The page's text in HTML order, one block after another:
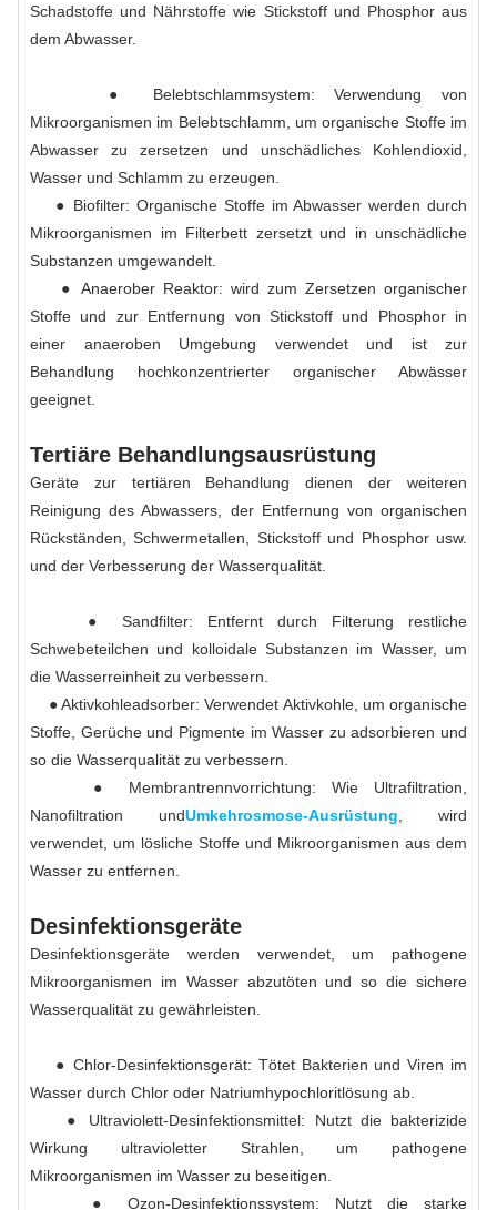
Schadstoffe und Nährstoffe wie Stickstoff und Phosphor aus
dem Abwasser.
● Belebtschlammsystem: Verwendung von
Mikroorganismen im Belebtschlamm, um organische Stoffe im
Abwasser zu zersetzen und unschädliches Kohlendioxid,
Wasser und Schlamm zu erzeugen.
● Biofilter: Organische Stoffe im Abwasser werden durch
Mikroorganismen im Filterbett zersetzt und in unschädliche
Substanzen umgewandelt.
● Anaerober Reaktor: wird zum Zersetzen organischer
Stoffe und zur Entfernung von Stickstoff und Phosphor in
einer anaeroben Umgebung verwendet und ist zur
Behandlung hochkonzentrierter organischer Abwässer
geeignet.
Tertiäre Behandlungsausrüstung
Geräte zur tertiären Behandlung dienen der weiteren
Reinigung des Abwassers, der Entfernung von organischen
Rückständen, Schwermetallen, Stickstoff und Phosphor usw.
und der Verbesserung der Wasserqualität.
● Sandfilter: Entfernt durch Filterung restliche
Schwebeteilchen und kolloidale Substanzen im Wasser, um
die Wasserreinheit zu verbessern.
● Aktivkohleadsorber: Verwendet Aktivkohle, um organische
Stoffe, Gerüche und Pigmente im Wasser zu adsorbieren und
so die Wasserqualität zu verbessern.
● Membrantrennvorrichtung: Wie Ultrafiltration,
Nanofiltration undUmkehrosmose-Ausrüstung , wird
verwendet, um lösliche Stoffe und Mikroorganismen aus dem
Wasser zu entfernen.
Desinfektionsgeräte
Desinfektionsgeräte werden verwendet, um pathogene
Mikroorganismen im Wasser abzutöten und so die sichere
Wasserqualität zu gewährleisten.
● Chlor-Desinfektionsgerät: Tötet Bakterien und Viren im
Wasser durch Chlor oder Natriumhypochloritlösung ab.
● Ultraviolett-Desinfektionsmittel: Nutzt die bakterizide
Wirkung ultravioletter Strahlen, um pathogene
Mikroorganismen im Wasser zu beseitigen.
● Ozon-Desinfektionssystem: Nutzt die starke